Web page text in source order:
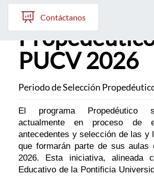
Quiénes somos
Nuestros Programas
Investigación
Contáctanos
Selección
PUCV 2026
Periodo de Selección
El programa Propedéutico
actualmente en proceso de
antecedentes y selección de las y
que formarán parte de sus aulas
2026. Esta iniciativa, alineada
Educativo de la Pontificia